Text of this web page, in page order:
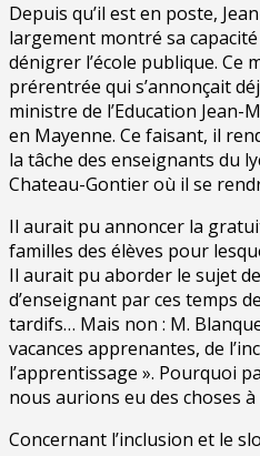
Depuis qu’il est en poste,
largement montré sa
dénigrer l’école publique. Ce
prérentrée qui s’annonçait
ministre de l’Education Jean-
en Mayenne. Ce faisant, il
la tâche des enseignants du
Chateau-Gontier où il se
Il aurait pu annoncer la
familles des élèves pour
Il aurait pu aborder le sujet
d’enseignant par ces temps
tardifs… Mais non : M.
vacances apprenantes, de
l’apprentissage ». Pourquoi
nous aurions eu des choses à
Concernant l’inclusion et le